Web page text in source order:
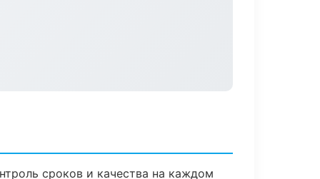
сроков и качества на каждом